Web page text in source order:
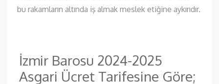
bu rakamların altında iş almak meslek etiğine aykırıdır.
İzmir Barosu 2024-2025
Asgari Ücret Tarifesine Göre;